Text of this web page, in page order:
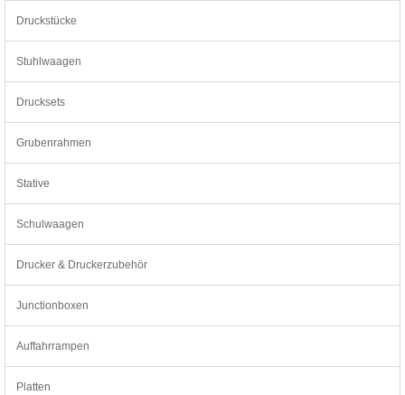
Druckstücke
Stuhlwaagen
Drucksets
Grubenrahmen
Stative
Schulwaagen
Drucker & Druckerzubehör
Junctionboxen
Auffahrrampen
Platten